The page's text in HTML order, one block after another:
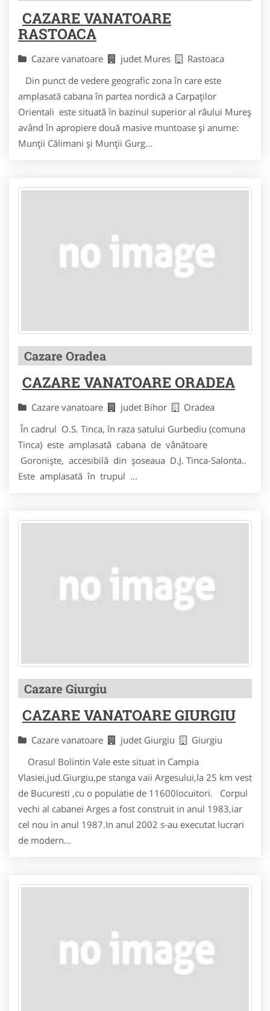
CAZARE VANATOARE
RASTOACA
Cazare vanatoare judet Mures
Rastoaca
Din punct de vedere geografic zona în care este
amplasată cabana în partea nordică a Carpaţilor
Orientali este situată în bazinul superior al râului Mureş
având în apropiere două masive muntoase şi anume:
Munţii Călimani şi Munţii Gurg...
Cazare Oradea
CAZARE VANATOARE ORADEA
Cazare vanatoare judet Bihor
Oradea
În cadrul O.S. Tinca, în raza satului Gurbediu (comuna
Tinca) este amplasată cabana de vânătoare
Goronişte, accesibilă din şoseaua D.J. Tinca-Salonta..
Este amplasată în trupul ...
Cazare Giurgiu
CAZARE VANATOARE GIURGIU
Cazare vanatoare judet Giurgiu
Giurgiu
Orasul Bolintin Vale este situat in Campia
Vlasiei,jud.Giurgiu,pe stanga vaii Argesului,la 25 km vest
de Bucuresti ,cu o populatie de 11600locuitori. Corpul
vechi al cabanei Arges a fost construit in anul 1983,iar
cel nou in anul 1987.In anul 2002 s-au executat lucrari
de modern...